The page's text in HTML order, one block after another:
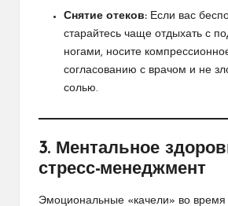
Снятие отеков: Если вас
старайтесь чаще отдыхать с
ногами, носите
согласованию с врачом и не
солью.
3. Ментальное
стресс-менеджмент
Эмоциональные «качели» во